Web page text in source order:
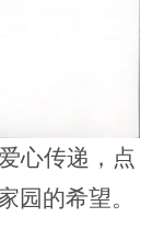
心传递，点
园的希望。